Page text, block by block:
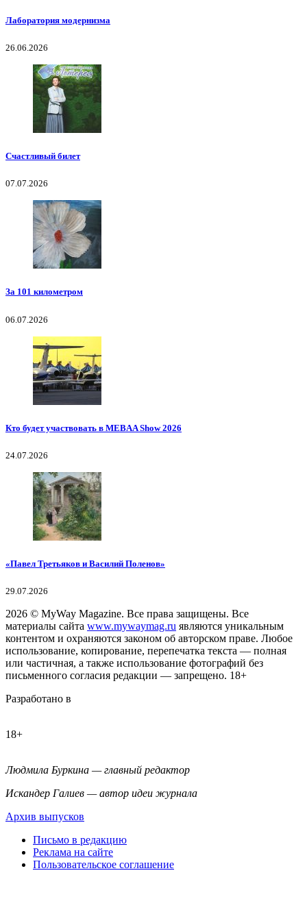
Лаборатория модернизма
26.06.2026
Счастливый билет
07.07.2026
За 101 километром
06.07.2026
Кто будет участвовать в MEBAA Show 2026
24.07.2026
«Павел Третьяков и Василий Поленов»
29.07.2026
2026 © MyWay Magazine. Все права защищены. Все
материалы сайта www.mywaymag.ru являются уникальным
контентом и охраняются законом об авторском праве. Любое
использование, копирование, перепечатка текста — полная
или частичная, а также использование фотографий без
письменного согласия редакции — запрещено. 18+
Разработано в
18+
Людмила Буркина — главный редактор
Искандер Галиев — автор идеи журнала
Архив выпусков
Письмо в редакцию
Реклама на сайте
Пользовательское соглашение